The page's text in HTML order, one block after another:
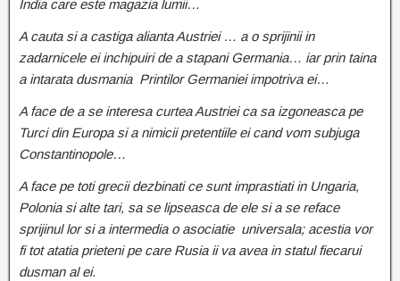
India care este magazia lumii…
A cauta si a castiga alianta Austriei … a o sprijinii in
zadarnicele ei inchipuiri de a stapani Germania… iar prin taina
a intarata dusmania Printilor Germaniei impotriva ei…
A face de a se interesa curtea Austriei ca sa izgoneasca pe
Turci din Europa si a nimicii pretentiile ei cand vom subjuga
Constantinopole…
A face pe toti grecii dezbinati ce sunt imprastiati in Ungaria,
Polonia si alte tari, sa se lipseasca de ele si a se reface
sprijinul lor si a intermedia o asociatie universala; acestia vor
fi tot atatia prieteni pe care Rusia ii va avea in statul fiecarui
dusman al ei.